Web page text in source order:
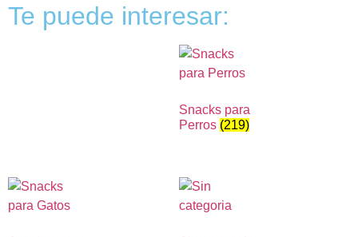
Te puede interesar:
Snacks para
Perros (219)